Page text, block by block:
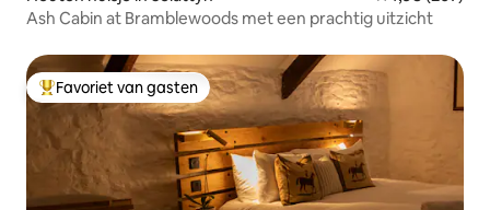
Ash Cabin at Bramblewoods met een prachtig uitzicht
Topfavoriet van gasten
Favoriet van gasten